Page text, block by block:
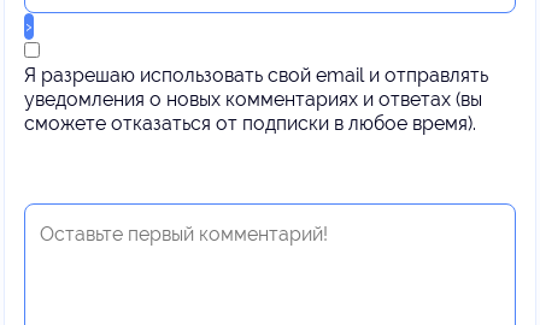
Я разрешаю использовать свой email и отправлять
уведомления о новых комментариях и ответах (вы
cможете отказаться от подписки в любое время).